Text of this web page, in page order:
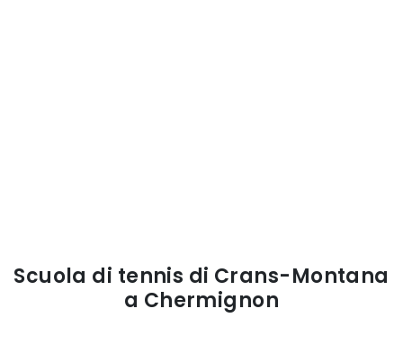
Scuola di tennis di Crans-Montana
a Chermignon